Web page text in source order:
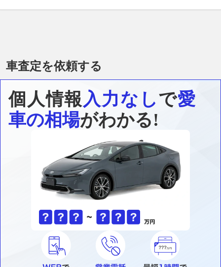
車査定を依頼する
個人情報入力なしで愛
車の相場がわかる!